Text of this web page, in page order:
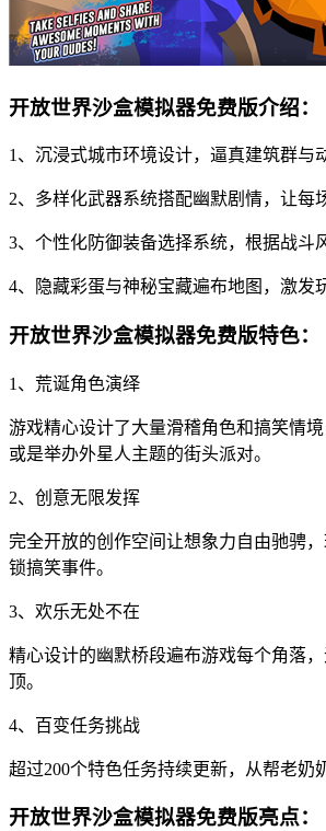
开放世界沙盒模拟器免费版介绍：
1、沉浸式城市环境设计，逼真建筑群与
2、多样化武器系统搭配幽默剧情，让每
3、个性化防御装备选择系统，根据战斗
4、隐藏彩蛋与神秘宝藏遍布地图，激发
开放世界沙盒模拟器免费版特色：
1、荒诞角色演绎
游戏精心设计了大量滑稽角色和搞笑情
或是举办外星人主题的街头派对。
2、创意无限发挥
完全开放的创作空间让想象力自由驰骋
锁搞笑事件。
3、欢乐无处不在
精心设计的幽默桥段遍布游戏每个角落
顶。
4、百变任务挑战
超过200个特色任务持续更新，从帮老奶
开放世界沙盒模拟器免费版亮点：